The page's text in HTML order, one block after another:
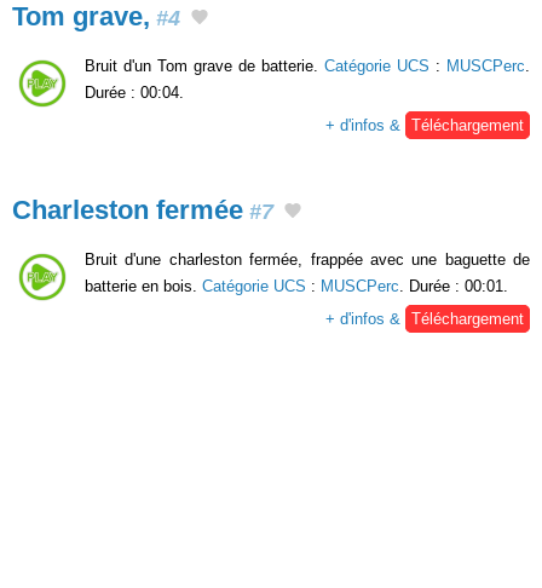
Tom grave, #4
Bruit d'un Tom grave de batterie. Catégorie UCS : MUSCPerc.
Durée : 00:04.
+ d'infos & Téléchargement
Charleston fermée #7
Bruit d'une charleston fermée, frappée avec une baguette de
batterie en bois. Catégorie UCS : MUSCPerc . Durée : 00:01.
+ d'infos &
Téléchargement